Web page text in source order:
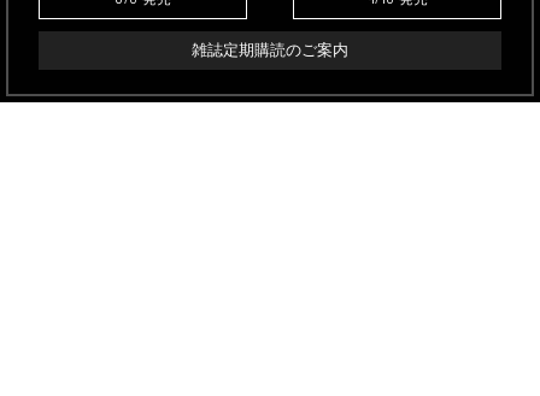
雑誌定期購読のご案内